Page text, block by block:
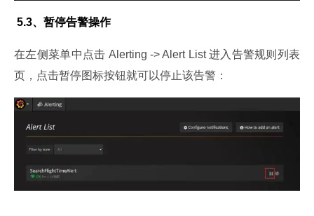
5.3、暂停告警操作
在左侧菜单中点击 Alerting -> Alert List 进入告警规则列表
页，点击暂停图标按钮就可以停止该告警：